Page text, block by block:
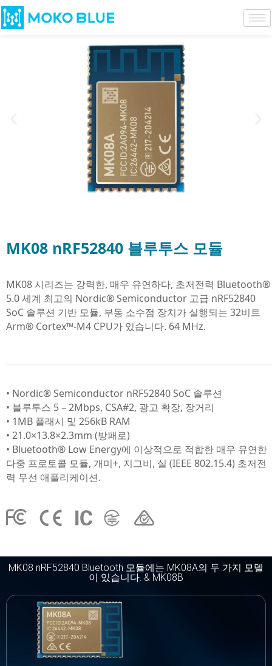
MK08 nRF52840 블루투스 모듈
MK08 시리즈는 강력한, 매우 유연하다, 초저전력 Bluetooth®
5.0 세계 최고의 Nordic® Semiconductor 고급 nRF52840
SoC 솔루션 기반 모듈, 부동 소수점 장치가 실행되는 32비트
Arm® Cortex™-M4 CPU가 있습니다. 64 MHz.
• Nordic® Semiconductor nRF52840 SoC 솔루션
• 블루투스 5 – 2Mbps, CSA#2, 광고 확장, 장거리
• 1MB 플래시 및 256kB RAM
• 21.0×13.8×2.3mm (방패로)
• Bluetooth® Low Energy에 이상적으로 적합한 매우 유연한
다중 프로토콜 모듈, 개미+, 지그비, 실 (IEEE 802.15.4) 초저전
력 무선 애플리케이션.
MK08 nRF52840 Bluetooth 모듈에는 MK08A의 두 가지 모델
이 있습니다. & MK08B